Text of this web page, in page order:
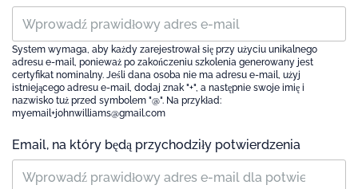
System wymaga, aby każdy zarejestrował się przy użyciu unikalnego
adresu e-mail, ponieważ po zakończeniu szkolenia generowany jest
certyfikat nominalny. Jeśli dana osoba nie ma adresu e-mail, użyj
istniejącego adresu e-mail, dodaj znak "+", a następnie swoje imię i
nazwisko tuż przed symbolem "@". Na przykład:
myemail+johnwilliams@gmail.com
Email, na który będą przychodziły potwierdzenia